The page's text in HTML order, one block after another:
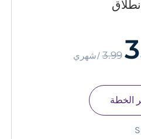
3.99 /شهري
الخطة